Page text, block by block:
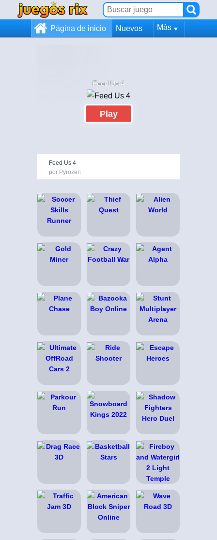
Página de inicio Nuevos Más
Feed Us 4
Play
Feed Us 4
por Pyrozen